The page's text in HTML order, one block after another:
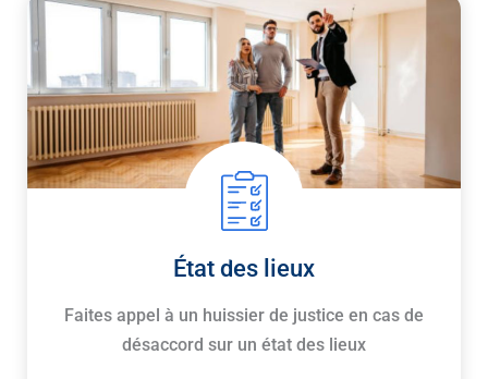
État des lieux
Faites appel à un huissier de justice en cas de
désaccord sur un état des lieux